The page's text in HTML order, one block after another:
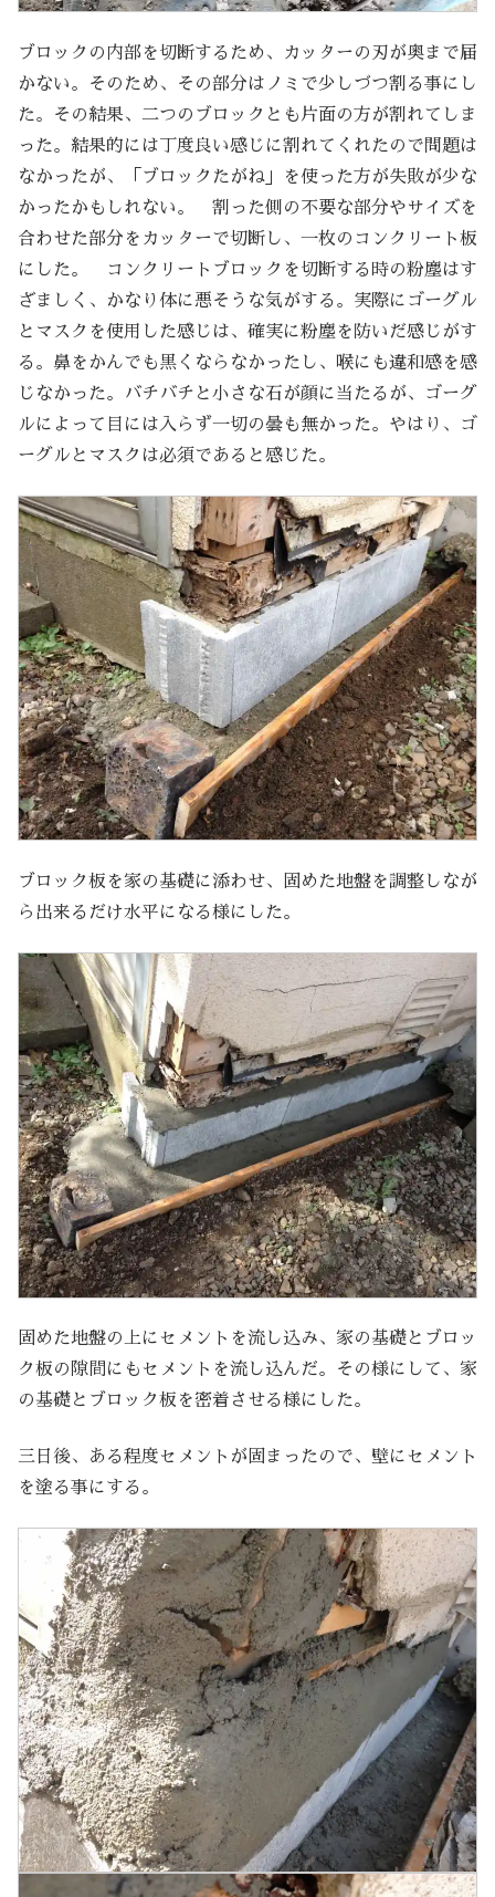
ブロックの内部を切断するため、カッターの刃が奥まで届
かない。そのため、その部分はノミで少しづつ割る事にし
た。その結果、二つのブロックとも片面の方が割れてしま
った。結果的には丁度良い感じに割れてくれたので問題は
なかったが、「ブロックたがね」を使った方が失敗が少な
かったかもしれない。 割った側の不要な部分やサイズを
合わせた部分をカッターで切断し、一枚のコンクリート板
にした。 コンクリートブロックを切断する時の粉塵はす
ざましく、かなり体に悪そうな気がする。実際にゴーグル
とマスクを使用した感じは、確実に粉塵を防いだ感じがす
る。鼻をかんでも黒くならなかったし、喉にも違和感を感
じなかった。バチバチと小さな石が顔に当たるが、ゴーグ
ルによって目には入らず一切の曇も無かった。やはり、ゴ
ーグルとマスクは必須であると感じた。
ブロック板を家の基礎に添わせ、固めた地盤を調整しなが
ら出来るだけ水平になる様にした。
固めた地盤の上にセメントを流し込み、家の基礎とブロッ
ク板の隙間にもセメントを流し込んだ。その様にして、家
の基礎とブロック板を密着させる様にした。
三日後、ある程度セメントが固まったので、壁にセメント
を塗る事にする。